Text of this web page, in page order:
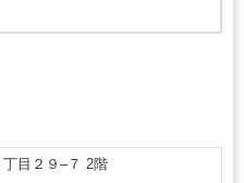
目２９–７ 2階